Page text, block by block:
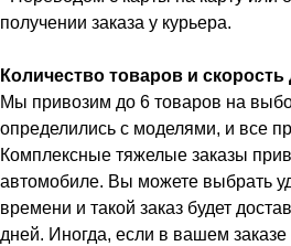
получении заказа у курьера.
Количество товаров и скорость
Мы привозим до 6 товаров на
определились с моделями, и все
Комплексные тяжелые заказы
автомобиле. Вы можете выбрать
времени и такой заказ будет
дней. Иногда, если в вашем